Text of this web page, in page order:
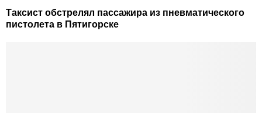
Таксист обстрелял пассажира из пневматического
пистолета в Пятигорске